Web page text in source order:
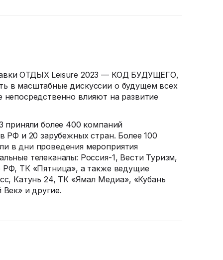
ОТДЫХ Leisure 2023 — КОД БУДУЩЕГО,
в масштабные дискуссии о будущем всех
непосредственно влияют на развитие
приняли более 400 компаний
РФ и 20 зарубежных стран. Более 100
в дни проведения мероприятия
телеканалы: Россия-1, Вести Туризм,
ТК «Пятница», а также ведущие
Катунь 24, ТК «Ямал Медиа», «Кубань
и другие.